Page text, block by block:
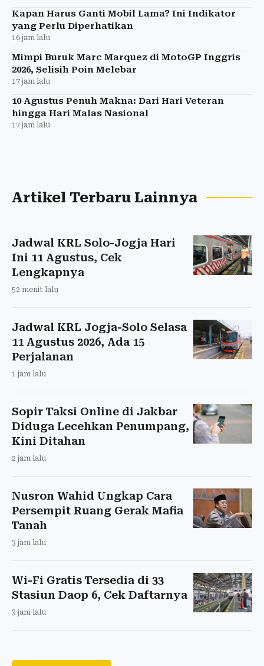
Kapan Harus Ganti Mobil Lama? Ini Indikator
yang Perlu Diperhatikan
16 jam lalu
Mimpi Buruk Marc Marquez di MotoGP Inggris
2026, Selisih Poin Melebar
17 jam lalu
10 Agustus Penuh Makna: Dari Hari Veteran
hingga Hari Malas Nasional
17 jam lalu
Artikel Terbaru Lainnya
Jadwal KRL Solo-Jogja Hari
Ini 11 Agustus, Cek
Lengkapnya
52 menit lalu
Jadwal KRL Jogja-Solo Selasa
11 Agustus 2026, Ada 15
Perjalanan
1 jam lalu
Sopir Taksi Online di Jakbar
Diduga Lecehkan Penumpang,
Kini Ditahan
2 jam lalu
Nusron Wahid Ungkap Cara
Persempit Ruang Gerak Mafia
Tanah
3 jam lalu
Wi-Fi Gratis Tersedia di 33
Stasiun Daop 6, Cek Daftarnya
3 jam lalu